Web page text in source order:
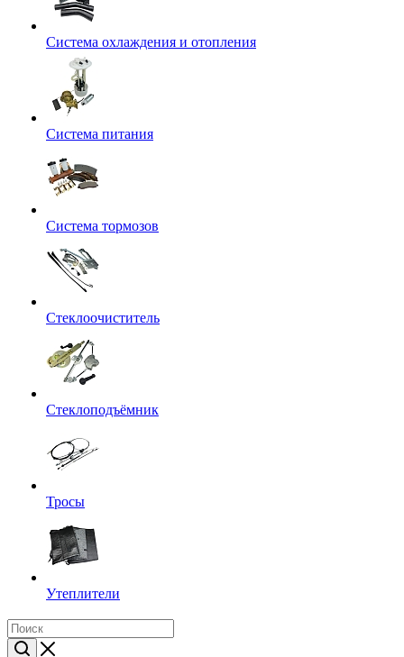
Система охлаждения и отопления
Система питания
Система тормозов
Стеклоочиститель
Стеклоподъёмник
Тросы
Утеплители